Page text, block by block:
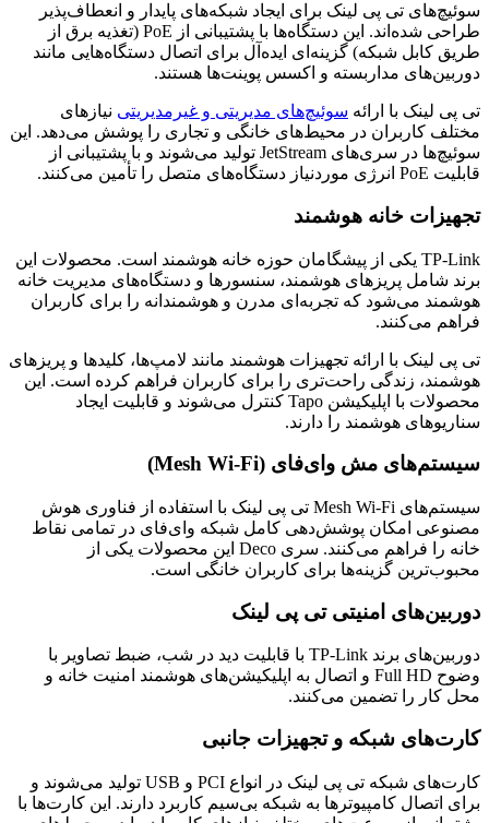
سوئیچ‌های تی پی لینک برای ایجاد شبکه‌های پایدار و انعطاف‌پذیر
طراحی شده‌اند. این دستگاه‌ها با پشتیبانی از PoE (تغذیه برق از
طریق کابل شبکه) گزینه‌ای ایده‌آل برای اتصال دستگاه‌هایی مانند
دوربین‌های مداربسته و اکسس پوینت‌ها هستند.
تی‌ پی‎ لینک با ارائه سوئیچ‌های مدیریتی و غیرمدیریتی نیازهای
مختلف کاربران در محیط‌های خانگی و تجاری را پوشش می‌دهد. این
سوئیچ‌ها در سری‌های JetStream تولید می‌شوند و با پشتیبانی از
قابلیت PoE انرژی موردنیاز دستگاه‌های متصل را تأمین می‌کنند.
تجهیزات خانه هوشمند
TP-Link یکی از پیشگامان حوزه خانه هوشمند است. محصولات این
برند شامل پریزهای هوشمند، سنسورها و دستگاه‌های مدیریت خانه
هوشمند می‌شود که تجربه‌ای مدرن و هوشمندانه را برای کاربران
فراهم می‌کنند.
تی پی لینک با ارائه تجهیزات هوشمند مانند لامپ‌ها، کلیدها و پریزهای
هوشمند، زندگی راحت‌تری را برای کاربران فراهم کرده است. این
محصولات با اپلیکیشن Tapo کنترل می‌شوند و قابلیت ایجاد
سناریوهای هوشمند را دارند.
سیستم‌های مش وای‌فای (Mesh Wi-Fi)
سیستم‌های Mesh Wi-Fi تی پی لینک با استفاده از فناوری هوش
مصنوعی امکان پوشش‌دهی کامل شبکه وای‌فای در تمامی نقاط
خانه را فراهم می‌کنند. سری Deco این محصولات یکی از
محبوب‌ترین گزینه‌ها برای کاربران خانگی است.
دوربین‌های امنیتی تی پی لینک
دوربین‌های برند TP-Link با قابلیت دید در شب، ضبط تصاویر با
وضوح Full HD و اتصال به اپلیکیشن‌های هوشمند امنیت خانه و
محل کار را تضمین می‌کنند.
کارت‌های شبکه و تجهیزات جانبی
کارت‌های شبکه تی پی لینک در انواع PCI و USB تولید می‌شوند و
برای اتصال کامپیوترها به شبکه بی‌سیم کاربرد دارند. این کارت‌ها با